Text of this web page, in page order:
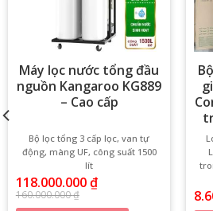
Máy lọc nước tổng đầu
nguồn Kangaroo KG889
– Cao cấp
Bộ lọc tổng 3 cấp lọc, van tự
động, màng UF, công suất 1500
lít
118.000.000₫
160.000.000₫